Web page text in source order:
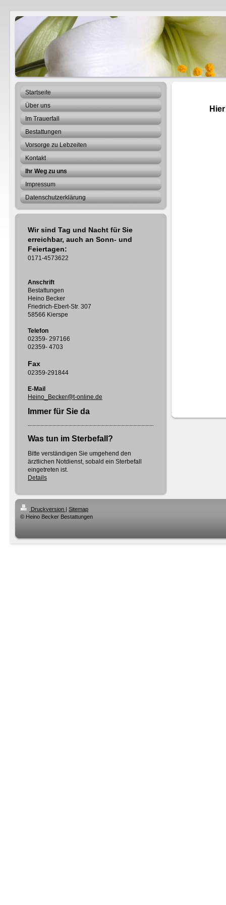
Heino
Startseite
Über uns
Im Trauerfall
Bestattungen
Vorsorge zu Lebzeiten
Kontakt
Ihr Weg zu uns
Impressum
Datenschutzerklärung
Wir sind Tag und Nacht für Sie
erreichbar, auch an Sonn- und
Feiertagen:
0171-4573622
Anschrift
Bestattungen
Heino Becker
Friedrich-Ebert-Str. 307
58566 Kierspe
Telefon
02359- 297166
02359- 4703
Fax
02359-291844
E-Mail
Heino_Becker@t-online.de
Immer für Sie da
Was tun im Sterbefall?
Bitte verständigen Sie umgehend den
ärztlichen Notdienst, sobald ein Sterbefall
eingetreten ist.
Details
Druckversion | Sitemap
© Heino Becker Bestattungen